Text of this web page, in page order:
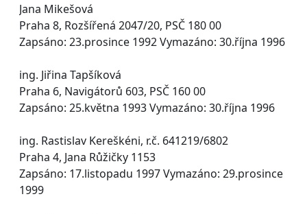
Jana Mikešová
Praha 8, Rozšířená 2047/20, PSČ 180 00
Zapsáno: 23.prosince 1992 Vymazáno: 30.října 1996
ing. Jiřina Tapšíková
Praha 6, Navigátorů 603, PSČ 160 00
Zapsáno: 25.května 1993 Vymazáno: 30.října 1996
ing. Rastislav Kereškéni, r.č. 641219/6802
Praha 4, Jana Růžičky 1153
Zapsáno: 17.listopadu 1997 Vymazáno: 29.prosince
1999